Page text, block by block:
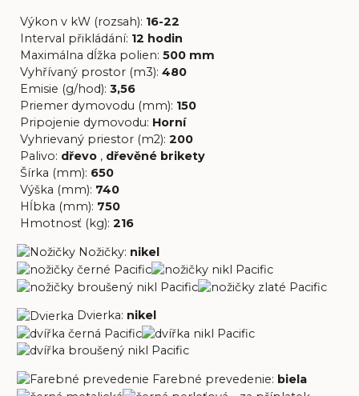
Výkon v kW (rozsah): 16-22
Interval přikládání: 12 hodin
Maximálna dĺžka polien:500 mm
Vyhřívaný prostor (m3):480
Emisie (g/hod):3,56
Priemer dymovodu (mm): 150
Pripojenie dymovodu: Horní
Vyhrievaný priestor (m2):200
Palivo: dřevo , dřevěné brikety
Šírka (mm): 650
Výška (mm): 740
Hĺbka (mm): 750
Hmotnosť (kg):216
Nožičky: nikel
Dvierka: nikel
Farebné prevedenie: biela